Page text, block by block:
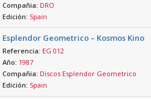
Compañia: DRO
Edición: Spain
Esplendor Geometrico – Kosmos Kino
Referencia: EG 012
Año: 1987
Compañia: Discos Esplendor Geometrico
Edición: Spain